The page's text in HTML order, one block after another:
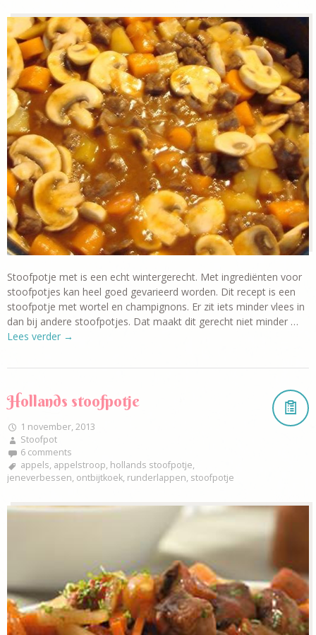
Stoofpotje met is een echt wintergerecht. Met ingrediënten voor
stoofpotjes kan heel goed gevarieerd worden. Dit recept is een
stoofpotje met wortel en champignons. Er zit iets minder vlees in
dan bij andere stoofpotjes. Dat maakt dit gerecht niet minder …
Lees verder →
Hollands stoofpotje
1 november, 2013
Stoofpot
6 comments
appels, appelstroop, hollands stoofpotje,
jeneverbessen, ontbijtkoek, runderlappen, stoofpotje